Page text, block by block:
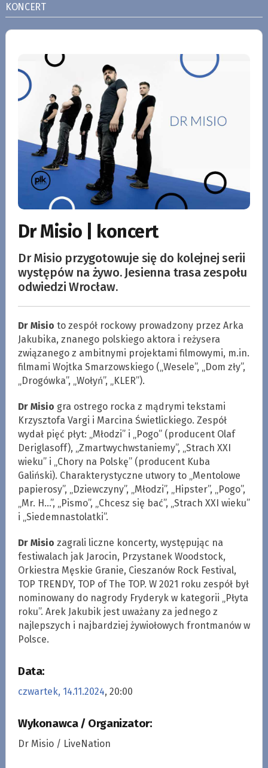
KONCERT
Dr Misio | koncert
Dr Misio przygotowuje się do kolejnej serii
występów na żywo. Jesienna trasa zespołu
odwiedzi Wrocław.
Dr Misio to zespół rockowy prowadzony przez Arka
Jakubika, znanego polskiego aktora i reżysera
związanego z ambitnymi projektami filmowymi, m.in.
filmami Wojtka Smarzowskiego („Wesele”, „Dom zły”,
„Drogówka”, „Wołyń”, „KLER”).
Dr Misio gra ostrego rocka z mądrymi tekstami
Krzysztofa Vargi i Marcina Świetlickiego. Zespół
wydał pięć płyt: „Młodzi” i „Pogo” (producent Olaf
Deriglasoff), „Zmartwychwstaniemy”, „Strach XXI
wieku” i „Chory na Polskę” (producent Kuba
Galiński). Charakterystyczne utwory to „Mentolowe
papierosy”, „Dziewczyny”, „Młodzi”, „Hipster”, „Pogo”,
„Mr. H…”, „Pismo”, „Chcesz się bać”, „Strach XXI wieku”
i „Siedemnastolatki”.
Dr Misio zagrali liczne koncerty, występując na
festiwalach jak Jarocin, Przystanek Woodstock,
Orkiestra Męskie Granie, Cieszanów Rock Festival,
TOP TRENDY, TOP of The TOP. W 2021 roku zespół był
nominowany do nagrody Fryderyk w kategorii „Płyta
roku”. Arek Jakubik jest uważany za jednego z
najlepszych i najbardziej żywiołowych frontmanów w
Polsce.
Data:
czwartek, 14.11.2024, 20:00
Wykonawca / Organizator:
Dr Misio / LiveNation